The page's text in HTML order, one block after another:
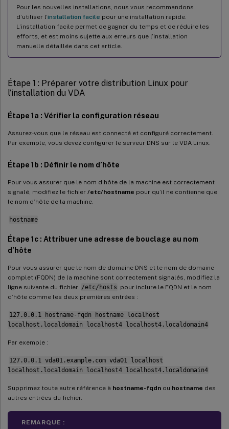
Pour les nouvelles installations, nous vous recommandons
d’utiliser l’installation facile pour une installation rapide.
L’installation facile permet de gagner du temps et de réduire les
efforts, et est moins sujette aux erreurs que l’installation
manuelle détaillée dans cet article.
Étape 1 : Préparer votre distribution Linux pour
l’installation du VDA
Étape 1a : Vérifier la configuration réseau
Assurez-vous que le réseau est connecté et configuré correctement.
Par exemple, vous devez configurer le serveur DNS sur le VDA Linux.
Étape 1b : Définir le nom d’hôte
Pour vous assurer que le nom d’hôte de la machine est correctement
signalé, modifiez le fichier /etc/hostname pour qu’il ne contienne que
le nom d’hôte de la machine.
hostname
Étape 1c : Attribuer une adresse de bouclage au nom
d’hôte
Pour vous assurer que le nom de domaine DNS et le nom de domaine
complet (FQDN) de la machine sont correctement signalés, modifiez la
ligne suivante du fichier /etc/hosts pour inclure le FQDN et le nom
d’hôte comme les deux premières entrées :
127.0.0.1 hostname-fqdn hostname localhost
localhost.localdomain localhost4 localhost4.localdomain4
Par exemple :
127.0.0.1 vda01.example.com vda01 localhost
localhost.localdomain localhost4 localhost4.localdomain4
Supprimez toute autre référence à hostname-fqdn ou hostname des
autres entrées du fichier.
REMARQUE :